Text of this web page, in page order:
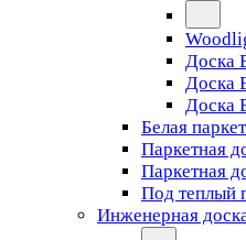
Доска
Доска
Доска
Белая
Паркетная
Паркетная
Под теплый
Инженерная